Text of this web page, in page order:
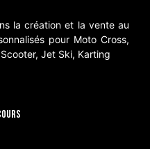
la création et la vente au
pour Moto Cross,
Jet Ski, Karting